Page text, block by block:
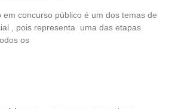
concurso público é um dos temas de
, pois representa uma das etapas
os